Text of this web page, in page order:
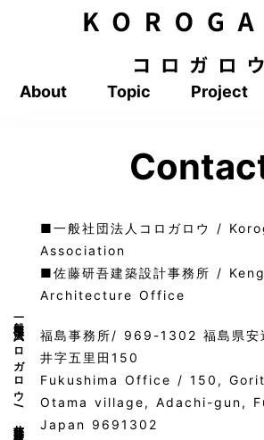
一般社団法人コロガロウ / 佐藤研吾建築設計事務所
About Topic Project
■一般社団法人コロガロウ /
Association
■佐藤研吾建築設計事務所 /
Architecture Office
福島事務所/ 969-1302 福島県安
井字五里田150
Fukushima Office / 150,
Otama village, Adachi-gun,
Japan 9691302